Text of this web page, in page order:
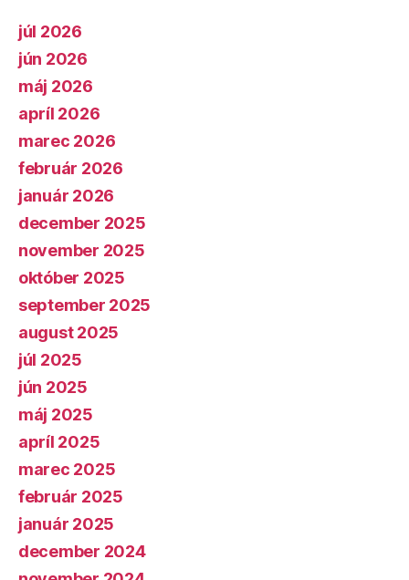
júl 2026
jún 2026
máj 2026
apríl 2026
marec 2026
február 2026
január 2026
december 2025
november 2025
október 2025
september 2025
august 2025
júl 2025
jún 2025
máj 2025
apríl 2025
marec 2025
február 2025
január 2025
december 2024